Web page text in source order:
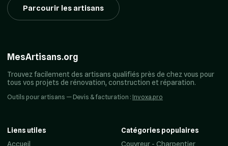
Parcourir les artisans
MesArtisans.org
Trouvez facilement des artisans qualifiés près de chez vous pour
tous vos projets de rénovation, construction et réparation.
Outils pour artisans — Devis & facturation : Invoxa.pro
Liens utiles
Accueil
Catégories populaires
Couvreur - Charpentier